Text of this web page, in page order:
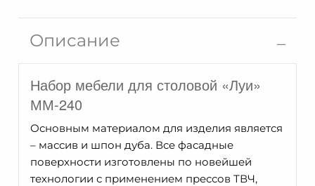
Описание
Набор мебели для столовой «Луи»
ММ-240
Основным материалом для изделия является
– массив и шпон дуба. Все фасадные
поверхности изготовлены по новейшей
технологии с применением прессов ТВЧ,